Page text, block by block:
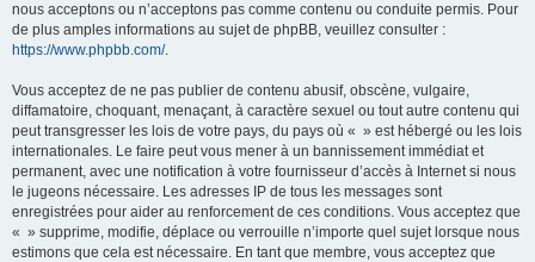
nous acceptons ou n’acceptons pas comme contenu ou conduite permis. Pour
de plus amples informations au sujet de phpBB, veuillez consulter :
https://www.phpbb.com/.
Vous acceptez de ne pas publier de contenu abusif, obscène, vulgaire,
diffamatoire, choquant, menaçant, à caractère sexuel ou tout autre contenu qui
peut transgresser les lois de votre pays, du pays où « » est hébergé ou les lois
internationales. Le faire peut vous mener à un bannissement immédiat et
permanent, avec une notification à votre fournisseur d’accès à Internet si nous
le jugeons nécessaire. Les adresses IP de tous les messages sont
enregistrées pour aider au renforcement de ces conditions. Vous acceptez que
« » supprime, modifie, déplace ou verrouille n’importe quel sujet lorsque nous
estimons que cela est nécessaire. En tant que membre, vous acceptez que